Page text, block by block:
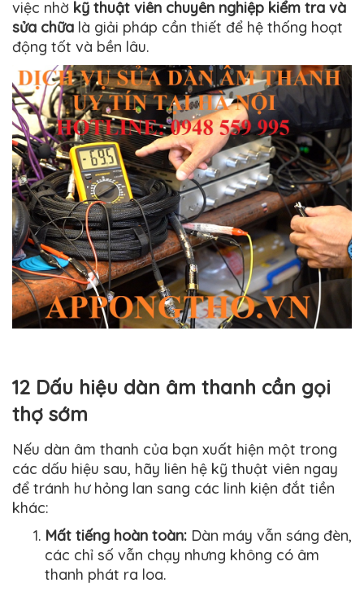
việc nhờ kỹ thuật viên chuyên nghiệp kiểm tra và
sửa chữa là giải pháp cần thiết để hệ thống hoạt
động tốt và bền lâu.
12 Dấu hiệu dàn âm thanh cần gọi
thợ sớm
Nếu dàn âm thanh của bạn xuất hiện một trong
các dấu hiệu sau, hãy liên hệ kỹ thuật viên ngay
để tránh hư hỏng lan sang các linh kiện đắt tiền
khác:
Mất tiếng hoàn toàn: Dàn máy vẫn sáng đèn,
các chỉ số vẫn chạy nhưng không có âm
thanh phát ra loa.